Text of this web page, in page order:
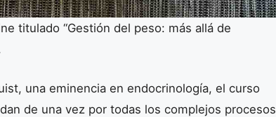
titulado “Gestión del peso: más allá de
una eminencia en endocrinología, el curso
de una vez por todas los complejos procesos